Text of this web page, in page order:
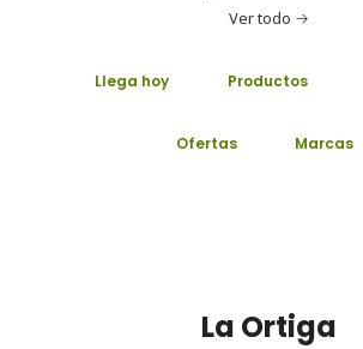
Ver todo
Llega hoy Productos
Ofertas Marcas
La Ortiga